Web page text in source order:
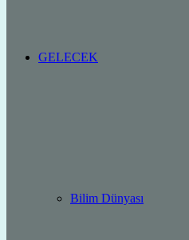
GELECEK
Bilim Dünyası